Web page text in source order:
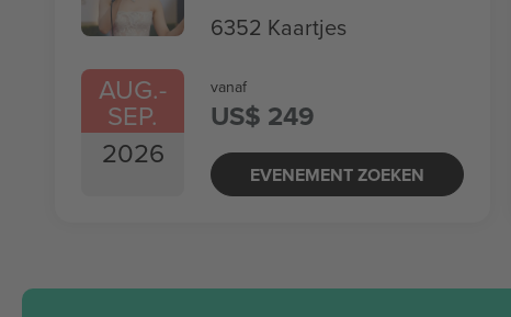
AUG.-
SEP.
2026
6352 Kaartjes
vanaf
US$ 249
EVENEMENT ZOEKEN